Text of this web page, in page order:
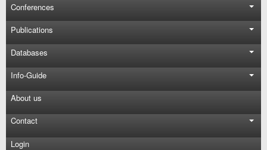
Conferences
Publications
Databases
Info-Guide
About us
Contact
Login